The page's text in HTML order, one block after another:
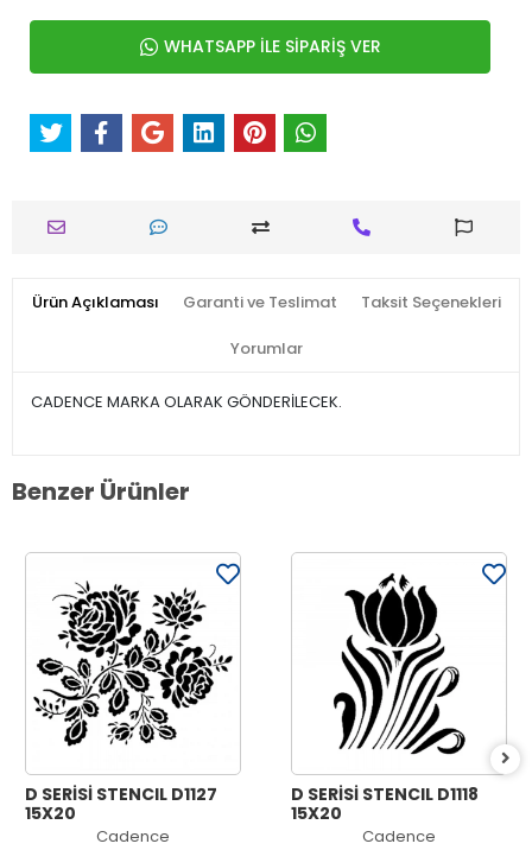
WHATSAPP İLE SİPARİŞ VER
Ürün Açıklaması Garanti ve Teslimat Taksit Seçenekleri
Yorumlar
CADENCE MARKA OLARAK GÖNDERİLECEK.
Benzer Ürünler
D SERİSİ STENCIL D1127
15X20
Cadence
D SERİSİ STENCIL D1118
15X20
Cadence